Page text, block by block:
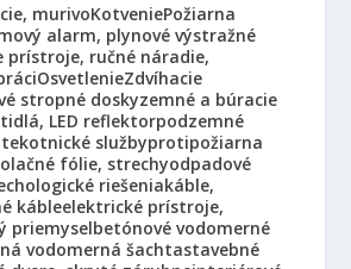
murivoKotveniePožiarna
alarm, plynové výstražné
prístroje, ručné náradie,
OsvetlenieZdvíhacie
stropné doskyzemné a búracie
LED reflektorpodzemné
službyprotipožiarna
fólie, strechyodpadové
riešeniakáble,
kábleelektrické prístroje,
priemyselbetónové vodomerné
vodomerná šachtastavebné